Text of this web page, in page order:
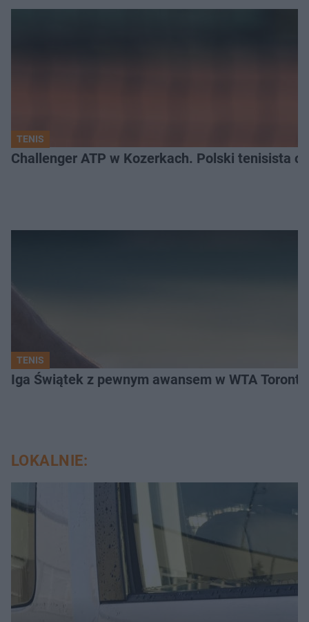
TENIS
Challenger ATP w Kozerkach. Polski tenisista
TENIS
Iga Świątek z pewnym awansem w WTA
LOKALNIE: